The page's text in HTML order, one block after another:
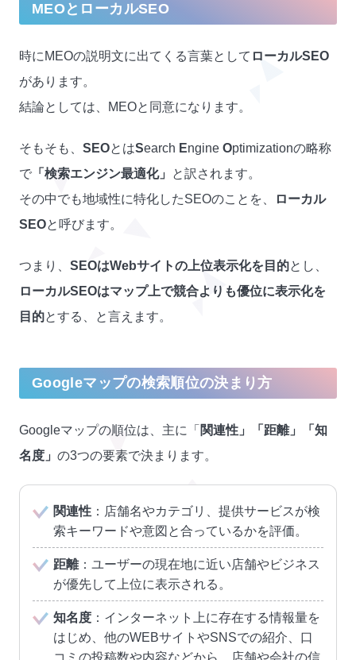
MEOとローカルSEO
時にMEOの説明文に出てくる言葉として ローカルSEO
があります。
結論としては、MEOと同意になります。
そもそも、 SEOとはSearch Engine Optimizationの略称
で 「検索エンジン最適化」
と訳されます。
その中でも地域性に特化したSEOのことを、
ローカル
SEOと呼びます。
つまり、 SEOはWebサイトの上位表示化を目的とし、
ローカルSEOはマップ上で競合よりも優位に表示化を
目的とする、と言えます。
Googleマップの検索順位の決まり方
Googleマップの順位は、主に「 関連性」「距離」「知
名度」 の3つの要素で決まります。
関連性 ：店舗名やカテゴリ、提供サービスが検
索キーワードや意図と合っているかを評価。
距離：ユーザーの現在地に近い店舗やビジネス
が優先して上位に表示される。
知名度 ：インターネット上に存在する情報量を
はじめ、他のWEBサイトやSNSでの紹介、口